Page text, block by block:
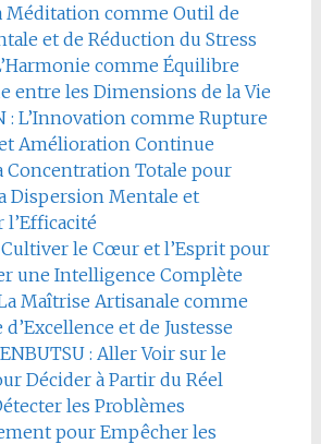
Méditation comme Outil de
et de Réduction du Stress
comme Équilibre
entre les Dimensions de la Vie
: L’Innovation comme Rupture
Amélioration Continue
Concentration Totale pour
Dispersion Mentale et
Cultiver le Cœur et l’Esprit pour
une Intelligence Complète
Maîtrise Artisanale comme
et de Justesse
: Aller Voir sur le
Décider à Partir du Réel
les Problèmes
pour Empêcher les